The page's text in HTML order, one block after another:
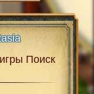
Поиск